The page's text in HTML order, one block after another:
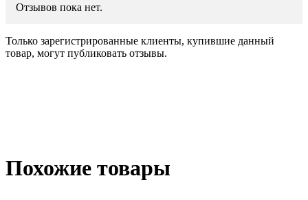
Отзывов пока нет.
Только зарегистрированные клиенты, купившие данный
товар, могут публиковать отзывы.
Похожие товары